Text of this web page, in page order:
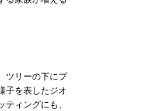
ツリーの下にプ
子を表したジオ
ィングにも、